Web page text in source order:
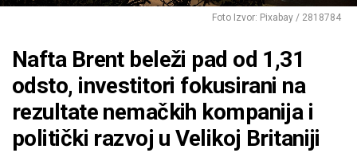
Foto Izvor: Pixabay / 2818784
Nafta Brent beleži pad od 1,31
odsto, investitori fokusirani na
rezultate nemačkih kompanija i
politički razvoj u Velikoj Britaniji